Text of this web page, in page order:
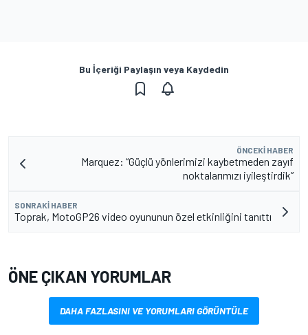
Bu İçeriği Paylaşın veya Kaydedin
ÖNCEKI HABER
Marquez: “Güçlü yönlerimizi kaybetmeden zayıf
noktalarımızı iyileştirdik”
SONRAKI HABER
Toprak, MotoGP26 video oyununun özel etkinliğini tanıttı
ÖNE ÇIKAN YORUMLAR
DAHA FAZLASINI VE YORUMLARI GÖRÜNTÜLE